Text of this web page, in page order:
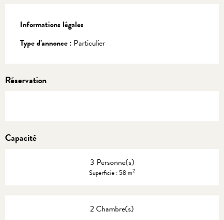
Informations légales
Informations légales
Type d'annonce : Particulier
Réservation
Capacité
3 Personne(s)
Superficie : 58 m2
2 Chambre(s)